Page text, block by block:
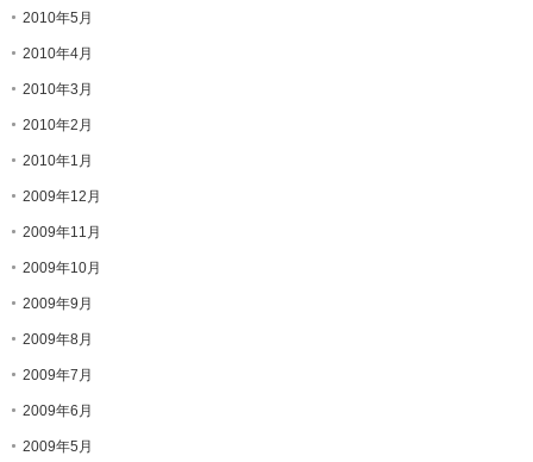
2010年5月
2010年4月
2010年3月
2010年2月
2010年1月
2009年12月
2009年11月
2009年10月
2009年9月
2009年8月
2009年7月
2009年6月
2009年5月